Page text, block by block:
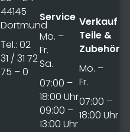
44145
Dortmund
Tel.: 02
31 / 31 72
75 – 0
Service
Mo. –
Fr.
Sa.
07:00 –
18:00 Uhr
09:00 –
13:00 Uhr
Verkauf
Teile &
Zubehör
Mo. –
Fr.
07:00 –
18:00 Uhr